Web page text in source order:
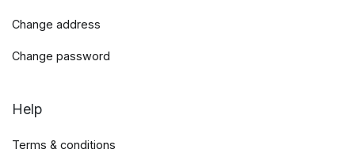
Change address
Change password
Help
Terms & conditions